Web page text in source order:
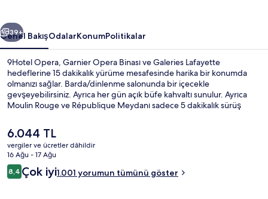
Sonraki
39+
Genel BakışOdalarKonumPolitikalar
9Hotel Opera, Garnier Opera Binası ve Galeries Lafayette
hedeflerine 15 dakikalık yürüme mesafesinde harika bir konumda
olmanızı sağlar. Barda/dinlenme salonunda bir içecekle
gevşeyebilirsiniz. Ayrıca her gün açık büfe kahvaltı sunulur. Ayrıca
Moulin Rouge ve République Meydanı sadece 5 dakikalık sürüş
kısa yürüme mesafesinde olmasını seviyor: Poissonniere İstasyonu 3
dakika ve Cadet İstasyonu 4 dakika mesafede.
Şu
anki
fiyat
6.044 TL
6.044 TL
vergiler ve ücretler dâhildir
16 Ağu - 17 Ağu
Yorumlar
8,48,4/10
Çok iyi1.001 yorumun tümünü göster